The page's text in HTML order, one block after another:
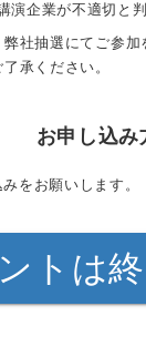
演企業が不適切と
社抽選にてご参加
承ください。
お申し込み
をお願いします。
トは